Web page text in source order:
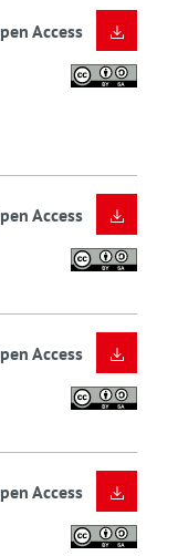
Access
Access
Access
Access